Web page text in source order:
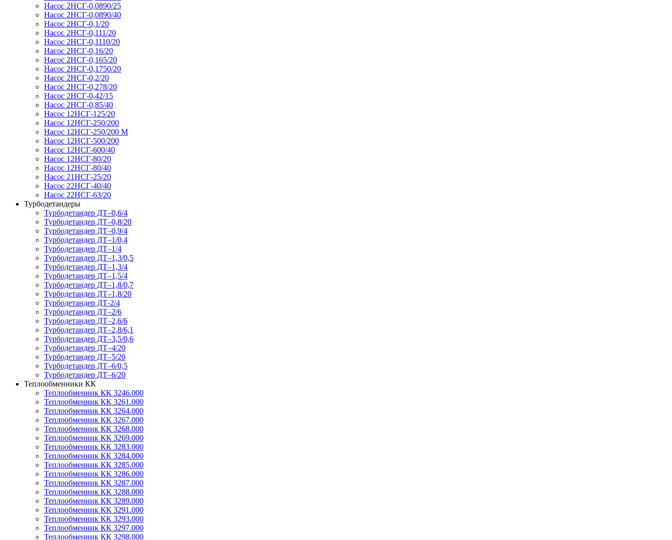
Насос 2НСГ-0,0890/25
Насос 2НСГ-0,0890/40
Насос 2НСГ-0,1/20
Насос 2НСГ-0,111/20
Насос 2НСГ-0,1110/20
Насос 2НСГ-0,16/20
Насос 2НСГ-0,165/20
Насос 2НСГ-0,1750/20
Насос 2НСГ-0,2/20
Насос 2НСГ-0,278/20
Насос 2НСГ-0,42/15
Насос 2НСГ-0,85/40
Насос 12НСГ-125/20
Насос 12НСГ-250/200
Насос 12НСГ-250/200 М
Насос 12НСГ-500/200
Насос 12НСГ-600/40
Насос 12НСГ-80/20
Насос 12НСГ-80/40
Насос 21НСГ-25/20
Насос 22НСГ-40/40
Насос 22НСГ-63/20
Турбодетандеры
Турбодетандер ДТ–0,6/4
Турбодетандер ДТ–0,8/20
Турбодетандер ДТ–0,9/4
Турбодетандер ДТ–1/0,4
Турбодетандер ДТ–1/4
Турбодетандер ДТ–1,3/0,5
Турбодетандер ДТ–1,3/4
Турбодетандер ДТ–1,5/4
Турбодетандер ДТ–1,8/0,7
Турбодетандер ДТ–1,8/20
Турбодетандер ДТ-2/4
Турбодетандер ДТ–2/6
Турбодетандер ДТ–2,6/6
Турбодетандер ДТ–2,8/6,1
Турбодетандер ДТ–3,5/0,6
Турбодетандер ДТ–4/20
Турбодетандер ДТ–5/20
Турбодетандер ДТ–6/0,5
Турбодетандер ДТ–6/20
Теплообменники КК
Теплообменник КК 3246.000
Теплообменник КК 3261.000
Теплообменник КК 3264.000
Теплообменник КК 3267.000
Теплообменник КК 3268.000
Теплообменник КК 3269.000
Теплообменник КК 3283.000
Теплообменник КК 3284.000
Теплообменник КК 3285.000
Теплообменник КК 3286.000
Теплообменник КК 3287.000
Теплообменник КК 3288.000
Теплообменник КК 3289.000
Теплообменник КК 3291.000
Теплообменник КК 3293.000
Теплообменник КК 3297.000
Теплообменник КК 3298.000